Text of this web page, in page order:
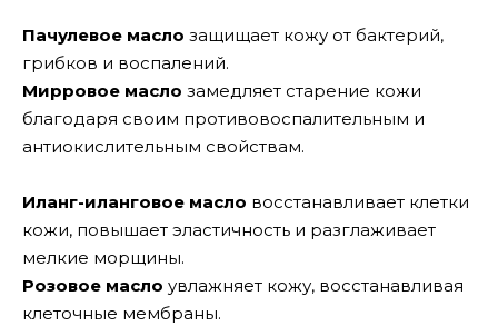
Пачулевое масло защищает кожу от бактерий,
грибков и воспалений.
Мирровое масло замедляет старение кожи
благодаря своим противовоспалительным и
антиокислительным свойствам.
Иланг-иланговое масло восстанавливает клетки
кожи, повышает эластичность и разглаживает
мелкие морщины.
Розовое масло увлажняет кожу, восстанавливая
клеточные мембраны.